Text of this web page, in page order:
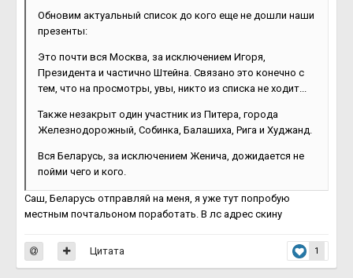
Обновим актуальный список до кого еще не дошли наши
презенты:
Это почти вся Москва, за исключением Игоря,
Президента и частично Штейна. Связано это конечно с
тем, что на просмотры, увы, никто из списка не ходит...
Также незакрыт один участник из Питера, города
Железнодорожный, Собинка, Балашиха, Рига и Худжанд.
Вся Беларусь, за исключением Женича, дожидается не
пойми чего и кого.
Саш, Беларусь отправляй на меня, я уже тут попробую
местным почтальоном поработать. В лс адрес скину
1
Цитата